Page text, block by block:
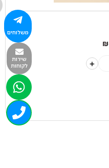
₪
+
משלוחים
שירות
לקוחות